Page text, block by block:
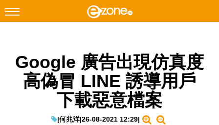
Facebook Instagram
科技焦點
Google 廣告出現仿真度
高偽冒 LINE 誘導用戶
下載惡意檔案
|何兆洋|26-08-2021 12:29|